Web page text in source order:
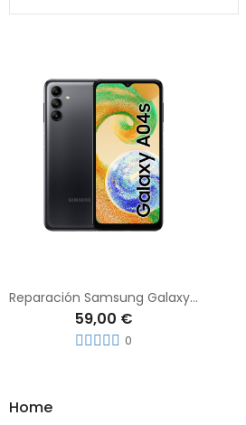
Home
Reparación Samsung Galaxy A04s
59,00 €
0